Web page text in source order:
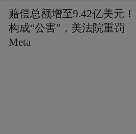
赔偿总额增至9.42亿美元！
构成“公害”，美法院重罚
Meta